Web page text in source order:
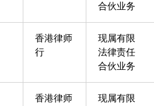
合伙业务
香港律师
行
现属有限
法律责任
合伙业务
香港律师
现属有限